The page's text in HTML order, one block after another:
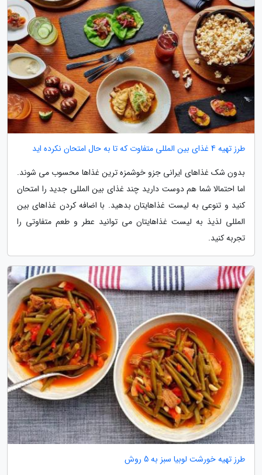
طرز تهیه 4 غذای بین المللی متفاوت که تا به حال امتحان نکرده اید
بدون شک غذاهای ایرانی جزو خوشمزه ترین غذاها محسوب می شوند.
اما احتمالا شما هم دوست دارید چند غذای بین المللی جدید را امتحان
کنید و تنوعی به لیست غذاهایتان بدهید. با اضافه کردن غذاهای بین
المللی لذیذ به لیست غذاهایتان می توانید عطر و طعم متفاوتی را
تجربه کنید.
طرز تهیه خورشت لوبیا سبز به 5 روش